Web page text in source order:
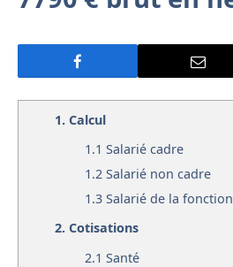
1. Calcul
1.1 Salarié cadre
1.2 Salarié non cadre
1.3 Salarié de la
2. Cotisations
2.1 Santé